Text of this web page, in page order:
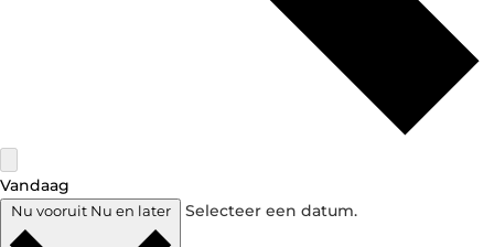
Vandaag
Nu vooruit Nu en later Selecteer een datum.